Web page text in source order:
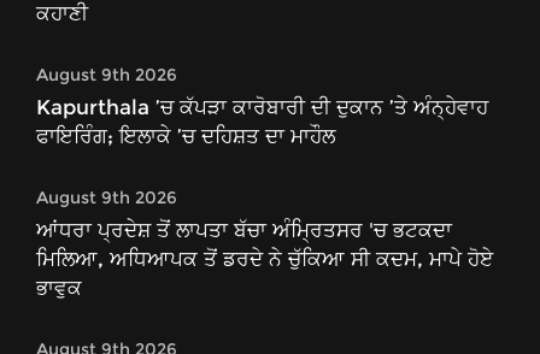
ਕਹਾਣੀ
August 9th 2026
Kapurthala ’ਚ ਕੱਪੜਾ ਕਾਰੋਬਾਰੀ ਦੀ ਦੁਕਾਨ ’ਤੇ ਅੰਨ੍ਹੇਵਾਹ
ਫਾਇਰਿੰਗ; ਇਲਾਕੇ ’ਚ ਦਹਿਸ਼ਤ ਦਾ ਮਾਹੌਲ
August 9th 2026
ਆਂਧਰਾ ਪ੍ਰਦੇਸ਼ ਤੋਂ ਲਾਪਤਾ ਬੱਚਾ ਅੰਮ੍ਰਿਤਸਰ 'ਚ ਭਟਕਦਾ
ਮਿਲਿਆ, ਅਧਿਆਪਕ ਤੋਂ ਡਰਦੇ ਨੇ ਚੁੱਕਿਆ ਸੀ ਕਦਮ, ਮਾਪੇ ਹੋਏ
ਭਾਵੁਕ